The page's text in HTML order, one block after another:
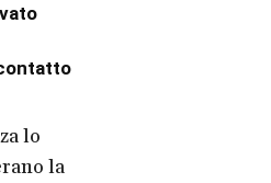
lo
la